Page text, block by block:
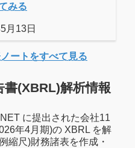
みる
月13日
ートをすべて見る
書(XBRL)解析情報
に提出された会社11
年4月期)の XBRL を解
縮尺)財務諸表を作成・